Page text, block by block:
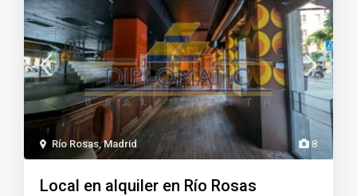
8
Río Rosas,Madrid
Local en alquiler en Río Rosas